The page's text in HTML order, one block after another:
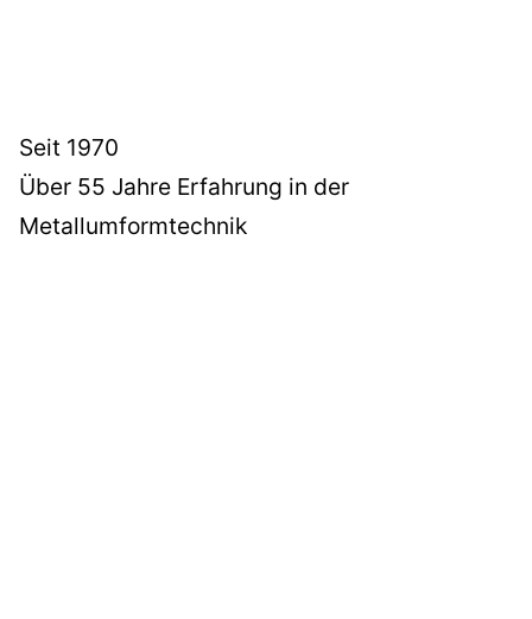
Seit 1970
Über 55 Jahre Erfahrung in der
Metallumformtechnik